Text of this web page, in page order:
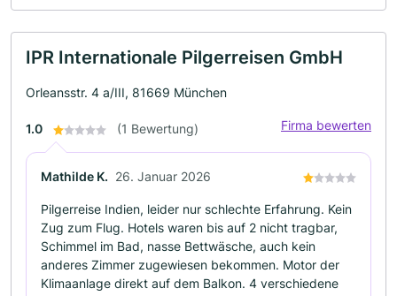
IPR Internationale Pilgerreisen GmbH
Orleansstr. 4 a/III, 81669 München
1.0 (1 Bewertung) Firma bewerten
Mathilde K. 26. Januar 2026
Pilgerreise Indien, leider nur schlechte Erfahrung. Kein
Zug zum Flug. Hotels waren bis auf 2 nicht tragbar,
Schimmel im Bad, nasse Bettwäsche, auch kein
anderes Zimmer zugewiesen bekommen. Motor der
Klimaanlage direkt auf dem Balkon. 4 verschiedene